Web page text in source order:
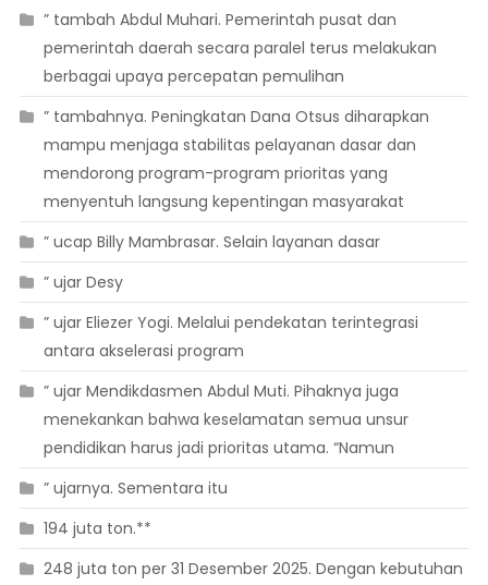
” tambah Abdul Muhari. Pemerintah pusat dan
pemerintah daerah secara paralel terus melakukan
berbagai upaya percepatan pemulihan
” tambahnya. Peningkatan Dana Otsus diharapkan
mampu menjaga stabilitas pelayanan dasar dan
mendorong program-program prioritas yang
menyentuh langsung kepentingan masyarakat
” ucap Billy Mambrasar. Selain layanan dasar
” ujar Desy
” ujar Eliezer Yogi. Melalui pendekatan terintegrasi
antara akselerasi program
” ujar Mendikdasmen Abdul Muti. Pihaknya juga
menekankan bahwa keselamatan semua unsur
pendidikan harus jadi prioritas utama. “Namun
” ujarnya. Sementara itu
194 juta ton.**
248 juta ton per 31 Desember 2025. Dengan kebutuhan